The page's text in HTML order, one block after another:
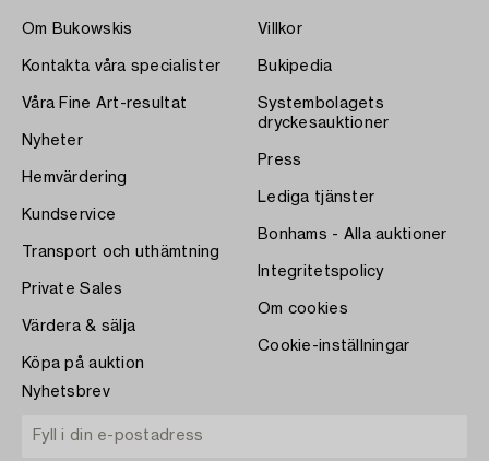
Om Bukowskis
Kontakta våra specialister
Våra Fine Art-resultat
Nyheter
Hemvärdering
Kundservice
Transport och uthämtning
Private Sales
Värdera & sälja
Köpa på auktion
Villkor
Bukipedia
Systembolagets
dryckesauktioner
Press
Lediga tjänster
Bonhams - Alla auktioner
Integritetspolicy
Om cookies
Cookie-inställningar
Nyhetsbrev